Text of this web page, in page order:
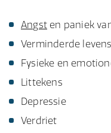
Angst en paniek
Verminderde
Fysieke en
Littekens
Depressie
Verdriet